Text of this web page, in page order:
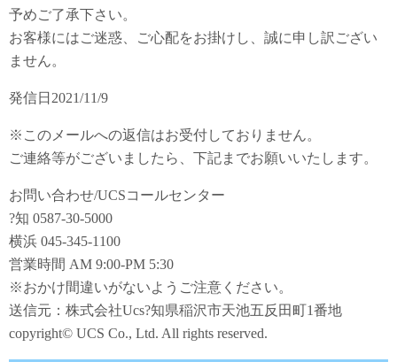
予めご了承下さい。
お客様にはご迷惑、ご心配をお掛けし、誠に申し訳ござい
ません。
発信日2021/11/9
※このメールへの返信はお受付しておりません。
ご連絡等がございましたら、下記までお願いいたします。
お問い合わせ/UCSコールセンター
?知 0587-30-5000
横浜 045-345-1100
営業時間 AM 9:00-PM 5:30
※おかけ間違いがないようご注意ください。
送信元：株式会社Ucs?知県稲沢市天池五反田町1番地
copyright© UCS Co., Ltd. All rights reserved.